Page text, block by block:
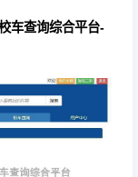
车查询综合平台-